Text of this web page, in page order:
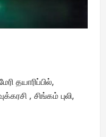
தயாரிப்பில்,
, சிங்கம் புலி,